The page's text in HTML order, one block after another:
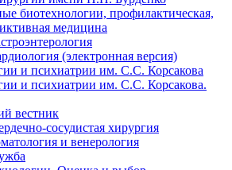
биотехнологии, профилактическая,
медицина
(электронная версия)
и психиатрии им. С.С. Корсакова
и психиатрии им. С.С. Корсакова.
вестник
сосудистая хирургия
и венерология